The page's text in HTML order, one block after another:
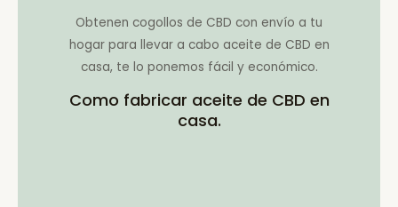
Obtenen cogollos de CBD con envío a tu
hogar para llevar a cabo aceite de CBD en
casa, te lo ponemos fácil y económico.
Como fabricar aceite de CBD en
casa.